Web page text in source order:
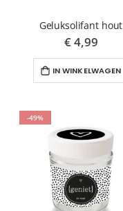
Geluksolifant hout
€ 4,99
IN WINKELWAGEN
-49%